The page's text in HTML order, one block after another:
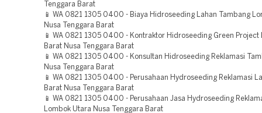
Tenggara Barat
📱 WA 0821 1305 0400 - Biaya Hidroseeding Lahan Tambang
Nusa Tenggara Barat
📱 WA 0821 1305 0400 - Kontraktor Hidroseeding Green Project
Barat Nusa Tenggara Barat
📱 WA 0821 1305 0400 - Konsultan Hidroseeding Reklamasi
Nusa Tenggara Barat
📱 WA 0821 1305 0400 - Perusahaan Hydroseeding Reklamasi
Barat Nusa Tenggara Barat
📱 WA 0821 1305 0400 - Perusahaan Jasa Hydroseeding
Lombok Utara Nusa Tenggara Barat